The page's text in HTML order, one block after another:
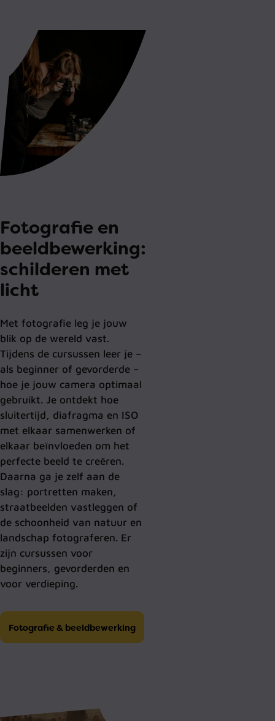
Fotografie en
beeldbewerking:
schilderen met
licht
Met fotografie leg je jouw
blik op de wereld vast.
Tijdens de cursussen leer je –
als beginner of gevorderde –
hoe je jouw camera optimaal
gebruikt. Je ontdekt hoe
sluitertijd, diafragma en ISO
met elkaar samenwerken of
elkaar beïnvloeden om het
perfecte beeld te creëren.
Daarna ga je zelf aan de
slag: portretten maken,
straatbeelden vastleggen of
de schoonheid van natuur en
landschap fotograferen. Er
zijn cursussen voor
beginners, gevorderden en
voor verdieping.
Fotografie & beeldbewerking